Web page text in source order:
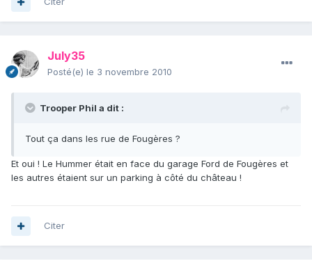
July35
Posté(e) le 3 novembre 2010
Trooper Phil a dit :
Tout ça dans les rue de Fougères ?
Et oui ! Le Hummer était en face du garage Ford de Fougères et
les autres étaient sur un parking à côté du château !
Citer